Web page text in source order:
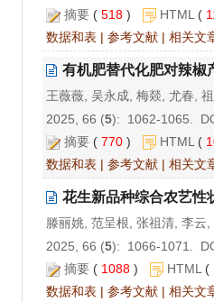
摘要 ( 518 ) HTML (
数据和表 | 参考文献 | 相关文
有机肥替代化肥对辣椒
王薇薇, 吴永成, 梅燚, 尤春,
2025, 66 (5): 1062-1065.
摘要 ( 770 ) HTML (
数据和表 | 参考文献 | 相关文
花生新品种综合农艺性
滕丽姚, 范呈根, 张祖清, 李云
2025, 66 (5): 1066-1071.
摘要 ( 1088 ) HTML (
数据和表 | 参考文献 | 相关文